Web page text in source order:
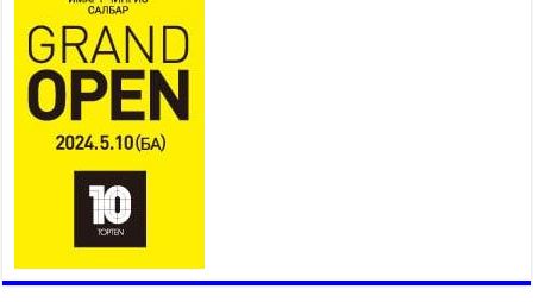
БҮГД НАЙРАМДАХ ТАЖИКИСТАН УЛСТАЙ
ЭДИЙН ЗАСГИЙН ХАМТЫН АЖИЛЛАГААГ
ӨРГӨЖҮҮЛНЭ
2026 оны 7 сар 21 / 16 цаг 34 минут
26,992 суралцагч хотхоны бага сургуульд, 8100
суралцагч төрөлжсөн ахлах сургуульд
2026 оны 7 сар 21 / 13 цаг 43 минут
COP17 хурлын үеэрх замын хөдөлгөөн, нийтийн
тээврийн зохицуулалт, сургууль, цэцэрлэг, зах,
худалдааны төвийн ажиллах хуваарийг гаргаж,
иргэдэд мэдээлэхийг үүрэг болголоо